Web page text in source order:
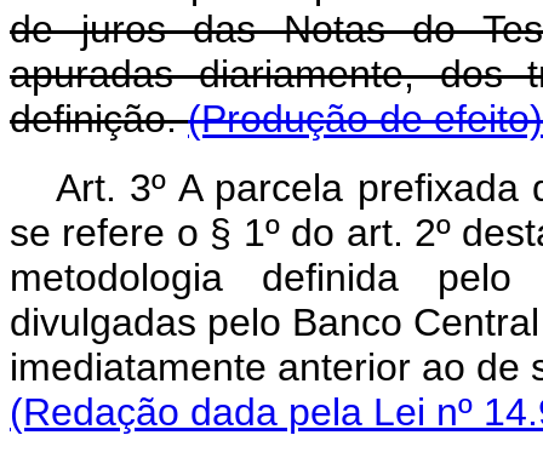
de juros das Notas do
apuradas diariamente,
definição.(Produção de efeito)
Art. 3º A parcela
se refere o § 1º do art. 2º
metodologia definida
divulgadas pelo Banco
imediatamente anterior ao
(Redação dada pela Lei nº